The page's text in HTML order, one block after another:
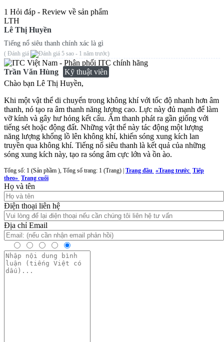
1 Hỏi đáp - Review về sản phẩm
LTH
Lê Thị Huyền
Tiếng nổ siêu thanh chính xác là gì
( Đánh giá - 1 năm trước)
Trần Văn Hùng
Kỹ thuật viên
Chào bạn Lê Thị Huyền,
Khi một vật thể di chuyển trong không khí với tốc độ nhanh hơn âm
thanh, nó tạo ra âm thanh năng lượng cao. Lực này đủ mạnh để làm
vỡ kính và gây hư hỏng kết cấu. Âm thanh phát ra gần giống với
tiếng sét hoặc động đất. Những vật thể này tác động một lượng
năng lượng khổng lồ lên không khí, khiến sóng xung kích lan
truyền qua không khí. Tiếng nổ siêu thanh là kết quả của những
sóng xung kích này, tạo ra sóng âm cực lớn và ồn ào.
Tổng số: 1 (Sản phầm ), Tổng số trang: 1 (Trang) | Trang đầu «Trang trước Tiếp
theo» Trang cuối
Họ và tên
Điện thoại liên hệ
Địa chỉ Email